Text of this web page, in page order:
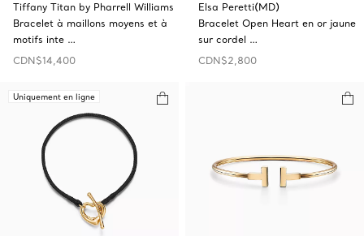
Tiffany Titan by Pharrell Williams
Bracelet à maillons moyens et à
motifs inte …
CDN$14,400
Elsa Peretti(MD)
Bracelet Open‎ Heart en or jaune
sur cordel …
CDN$2,800
Uniquement en ligne